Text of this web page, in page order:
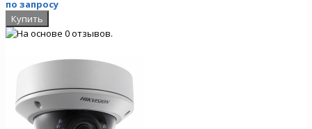
по запросу